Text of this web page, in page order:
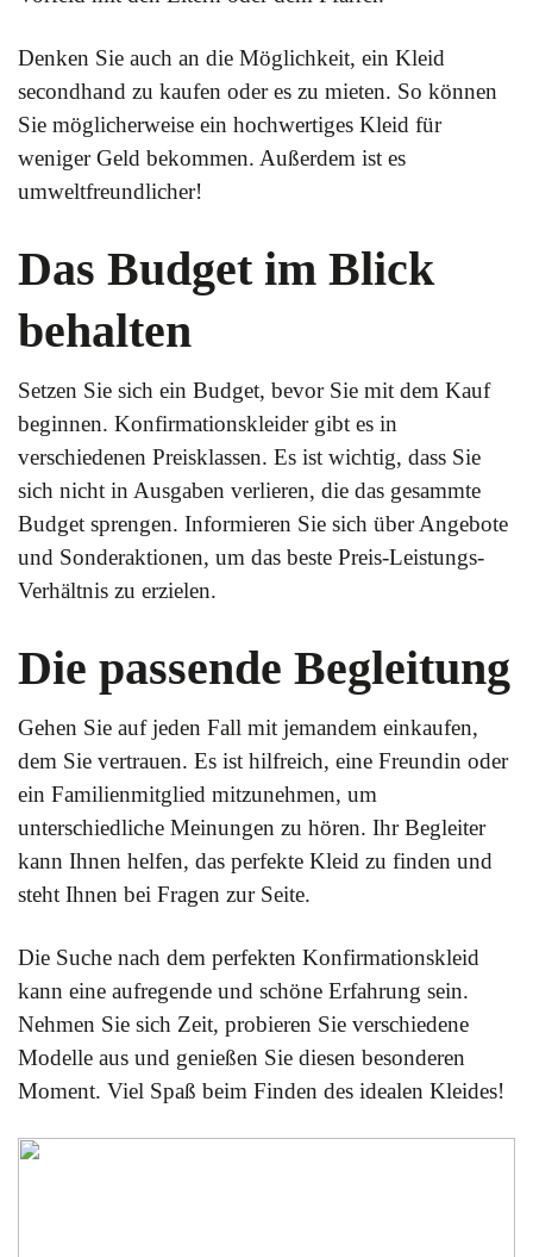
Denken Sie auch an die Möglichkeit, ein Kleid
secondhand zu kaufen oder es zu mieten. So können
Sie möglicherweise ein hochwertiges Kleid für
weniger Geld bekommen. Außerdem ist es
umweltfreundlicher!
Das Budget im Blick
behalten
Setzen Sie sich ein Budget, bevor Sie mit dem Kauf
beginnen. Konfirmationskleider gibt es in
verschiedenen Preisklassen. Es ist wichtig, dass Sie
sich nicht in Ausgaben verlieren, die das gesammte
Budget sprengen. Informieren Sie sich über Angebote
und Sonderaktionen, um das beste Preis-Leistungs-
Verhältnis zu erzielen.
Die passende Begleitung
Gehen Sie auf jeden Fall mit jemandem einkaufen,
dem Sie vertrauen. Es ist hilfreich, eine Freundin oder
ein Familienmitglied mitzunehmen, um
unterschiedliche Meinungen zu hören. Ihr Begleiter
kann Ihnen helfen, das perfekte Kleid zu finden und
steht Ihnen bei Fragen zur Seite.
Die Suche nach dem perfekten Konfirmationskleid
kann eine aufregende und schöne Erfahrung sein.
Nehmen Sie sich Zeit, probieren Sie verschiedene
Modelle aus und genießen Sie diesen besonderen
Moment. Viel Spaß beim Finden des idealen Kleides!